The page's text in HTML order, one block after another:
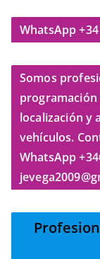
WhatsApp
Somos
localización y
vehículos.
WhatsApp